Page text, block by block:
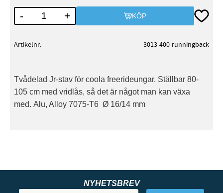
+
- KÖP Lägg
Artikelnr 3013-400-runningback
Tvådelad Jr-stav för coola freerideungar. Ställbar 80-
105 cm med vridlås, så det är något man kan växa
med. Alu, Alloy 7075-T6 Ø 16/14 mm
NYHETSBREV